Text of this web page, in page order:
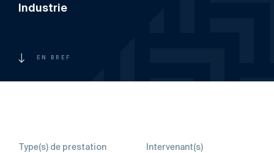
Industrie
EN BREF
Type(s) de prestation Intervenant(s)